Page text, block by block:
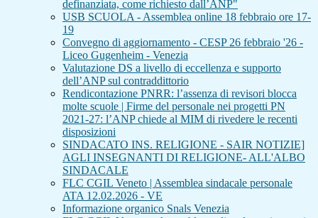
definanziata, come richiesto dall’ANP"
USB SCUOLA - Assemblea online 18 febbraio ore 17-
19
Convegno di aggiornamento - CESP 26 febbraio '26 -
Liceo Gugenheim - Venezia
Valutazione DS a livello di eccellenza e supporto
dell’ANP sul contraddittorio
Rendicontazione PNRR: l’assenza di revisori blocca
molte scuole | Firme del personale nei progetti PN
2021-27: l’ANP chiede al MIM di rivedere le recenti
disposizioni
SINDACATO INS. RELIGIONE - SAIR NOTIZIE]
AGLI INSEGNANTI DI RELIGIONE- ALL'ALBO
SINDACALE
FLC CGIL Veneto | Assemblea sindacale personale
ATA 12.02.2026 - VE
Informazione organico Snals Venezia